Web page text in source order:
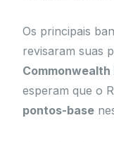
Os principais
revisaram suas
esperam que o
pontos-base